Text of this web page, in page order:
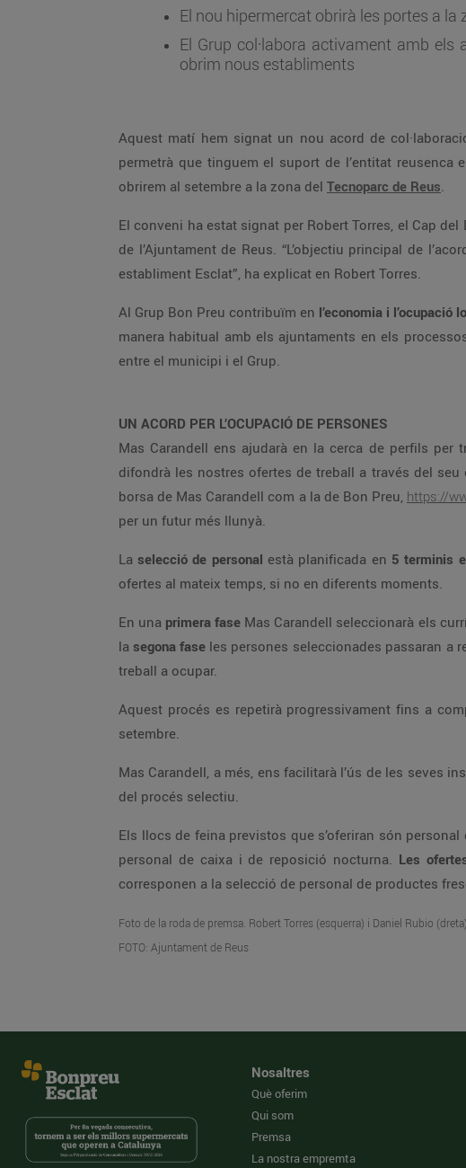
El nou hipermercat obrirà les portes a la
El Grup col·labora activament amb
obrim nous establiments
Aquest matí hem signat un nou acord de
permetrà que tinguem el suport de l’entitat
obrirem al setembre a la zona del Tecnoparc de Reus.
El conveni ha estat signat per Robert Torres, el Cap
de l’Ajuntament de Reus. “L’objectiu principal de
establiment Esclat”, ha explicat en Robert Torres.
Al Grup Bon Preu contribuïm en l’economia i l’ocupació
manera habitual amb els ajuntaments en els
entre el municipi i el Grup.
UN ACORD PER L’OCUPACIÓ DE PERSONES
Mas Carandell ens ajudarà en la cerca de perfils per
difondrà les nostres ofertes de treball a través del seu
borsa de Mas Carandell com a la de Bon Preu, https://
per un futur més llunyà.
La selecció de personal està planificada en 5 terminis
ofertes al mateix temps, si no en diferents moments.
En una primera fase Mas Carandell seleccionarà els
la segona fase les persones seleccionades passaran a
treball a ocupar.
Aquest procés es repetirà progressivament fins a
setembre.
Mas Carandell, a més, ens facilitarà l’ús de les seves
del procés selectiu.
Els llocs de feina previstos que s’oferiran són
personal de caixa i de reposició nocturna. Les
corresponen a la selecció de personal de productes
Foto de la roda de premsa. Robert Torres (esquerra) i Daniel Rubio (dreta).
FOTO: Ajuntament de Reus
Nosaltres
Què oferim
Qui som
Premsa
La nostra empremta